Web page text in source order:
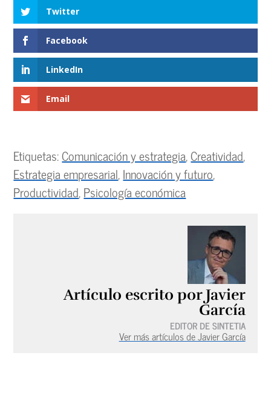
Twitter
Facebook
LinkedIn
Email
Etiquetas:Comunicación y estrategia,Creatividad,
Estrategia empresarial,Innovación y futuro,
Productividad,Psicología económica
Artículo escrito por Javier
García
EDITOR DE SINTETIA
Ver más artículos de Javier García